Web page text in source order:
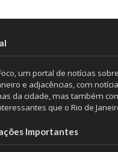
um portal de notícias
e adjacências, com
da cidade, mas também
que o Rio de
Importantes